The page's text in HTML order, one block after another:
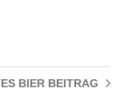
BIERBEITRAG